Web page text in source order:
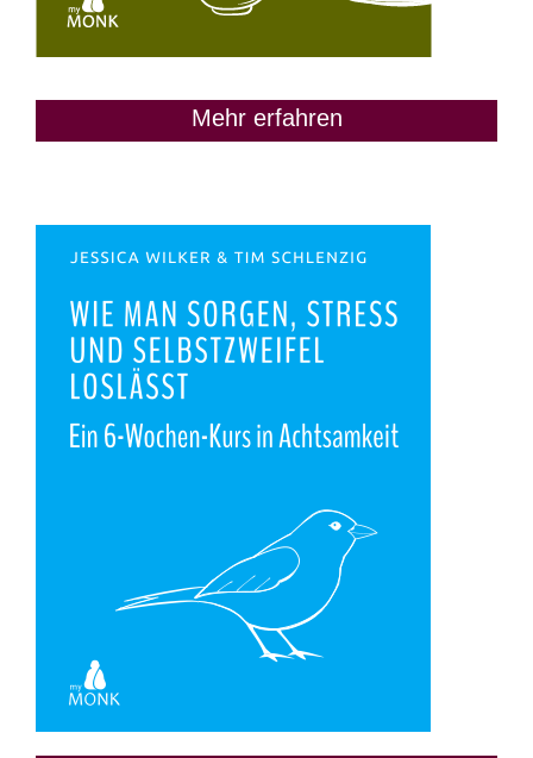
Mehr erfahren